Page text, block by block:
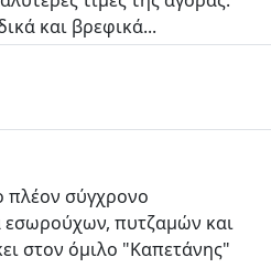
και βρεφικά...
πλέον σύγχρονο
εσωρούχων, πυτζαμών και
στον όμιλο "Καπετάνης"